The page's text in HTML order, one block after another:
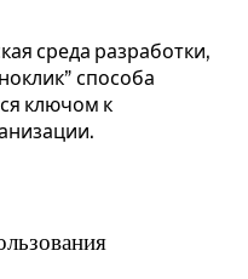
среда разработки,
способа
ключом к